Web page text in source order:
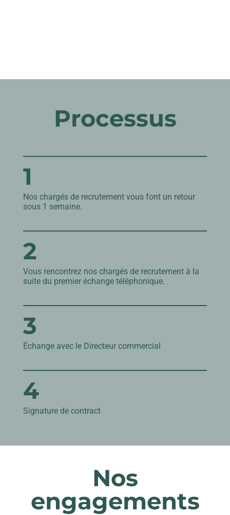
Processus
1
Nos chargés de recrutement vous font un retour
sous 1 semaine.
2
Vous rencontrez nos chargés de recrutement à la
suite du premier échange téléphonique.
3
Échange avec le Directeur commercial
4
Signature de contract
Nos
engagements